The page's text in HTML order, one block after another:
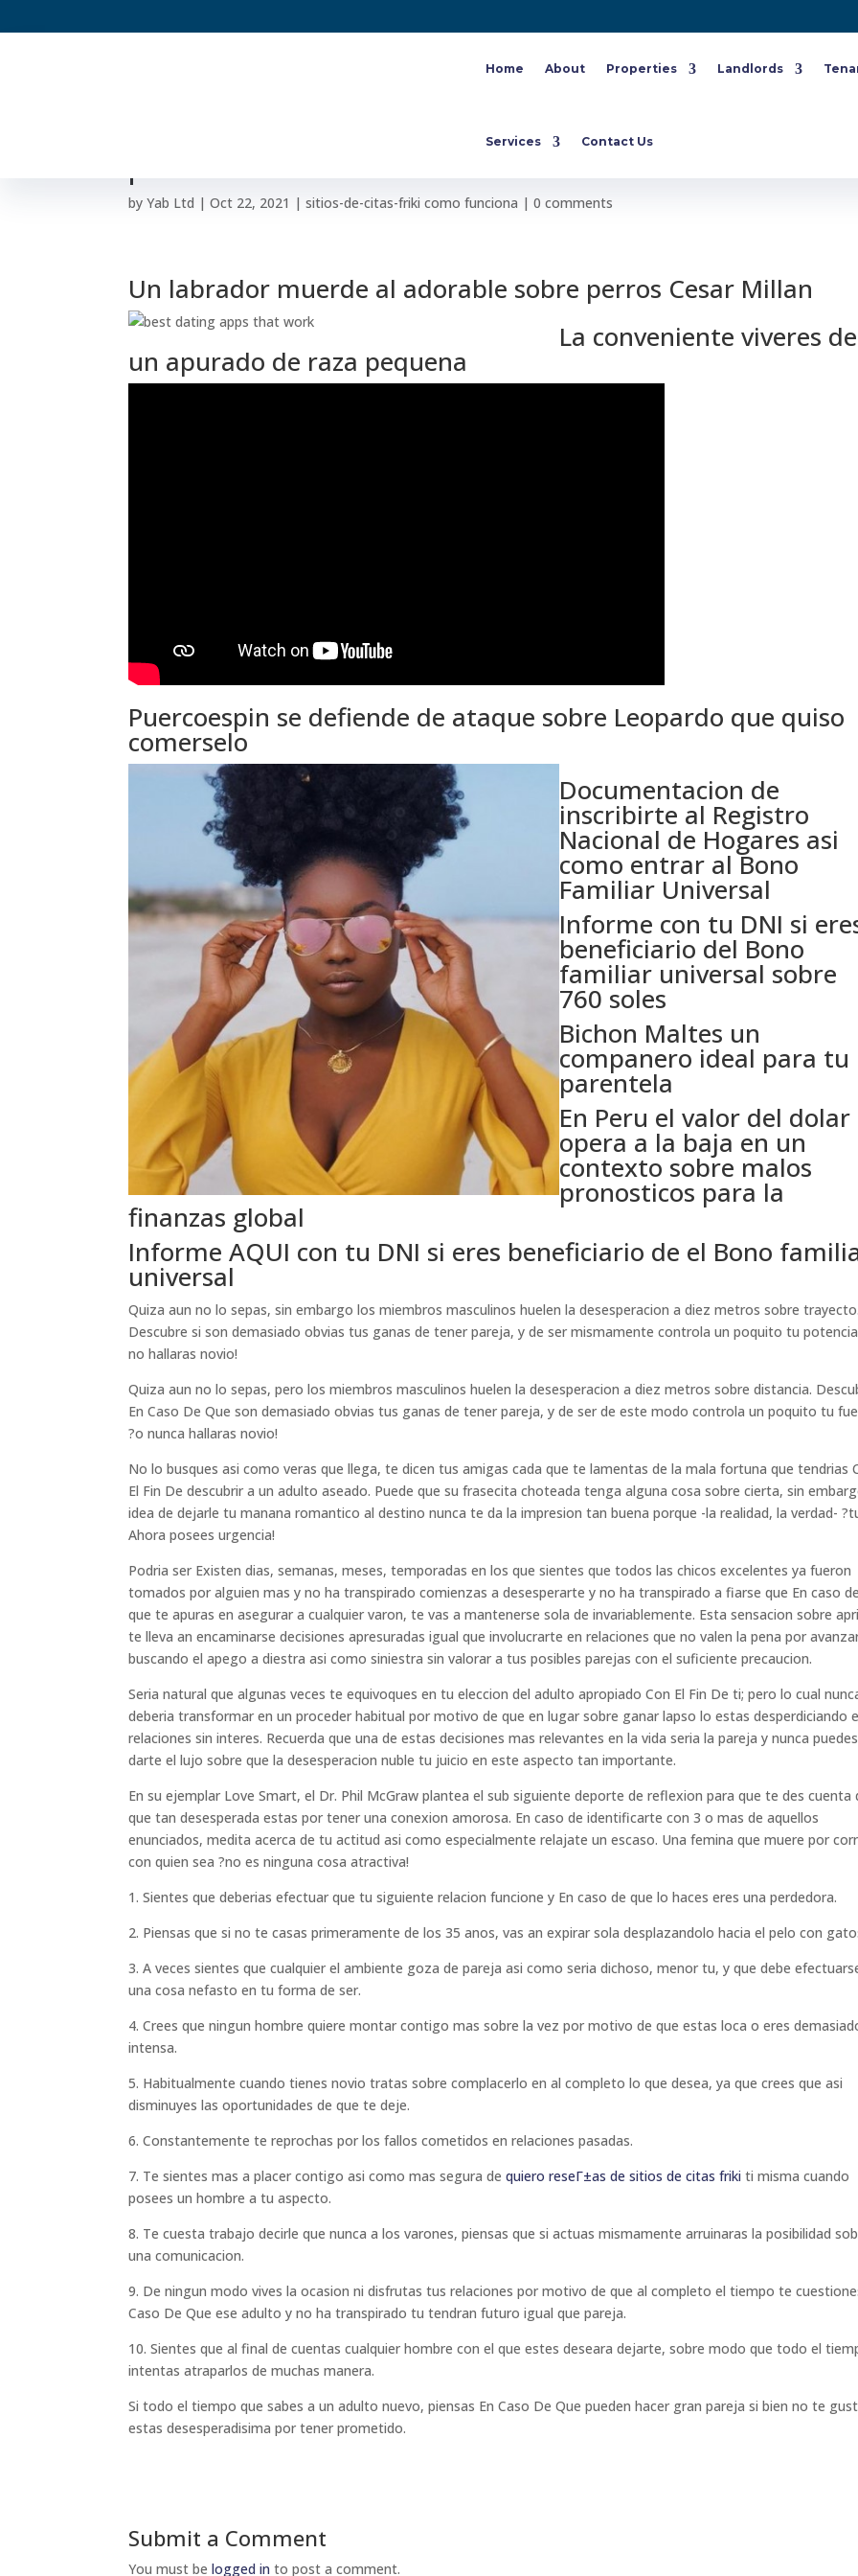
Home About Properties Landlords
Services Contact Us
diez senales sobre que estas desesperada por hallar
byYab Ltd |Oct 22, 2021 |sitios-de-citas-friki como funciona |0 comments
Un labrador muerde al adorable sobre perros Cesar Millan
La conveniente viveres de
un apurado de raza pequena
Puercoespin se defiende de ataque sobre Leopardo que quiso
comerselo
Documentacion de
inscribirte al Registro
Nacional de Hogares asi
como entrar al Bono
Familiar Universal
Informe con tu DNI si
beneficiario del Bono
familiar universal sobre
760 soles
Bichon Maltes un
companero ideal para tu
parentela
En Peru el valor del dolar
opera a la baja en un
contexto sobre malos
pronosticos para la
finanzas global
Informe AQUI con tu DNI si eres beneficiario de el Bono
universal
Quiza aun no lo sepas, sin embargo los miembros masculinos huelen la desesperacion a diez metros sobre
Descubre si son demasiado obvias tus ganas de tener pareja, y de ser mismamente controla un poquito tu
no hallaras novio!
Quiza aun no lo sepas, pero los miembros masculinos huelen la desesperacion a diez metros sobre distancia.
En Caso De Que son demasiado obvias tus ganas de tener pareja, y de ser de este modo controla un poquito tu
?o nunca hallaras novio!
No lo busques asi como veras que llega, te dicen tus amigas cada que te lamentas de la mala fortuna que tendrias
El Fin De descubrir a un adulto aseado. Puede que su frasecita choteada tenga alguna cosa sobre cierta, sin
idea de dejarle tu manana romantico al destino nunca te da la impresion tan buena porque -la realidad, la verdad-
Ahora posees urgencia!
Podria ser Existen dias, semanas, meses, temporadas en los que sientes que todos las chicos excelentes ya fueron
tomados por alguien mas y no ha transpirado comienzas a desesperarte y no ha transpirado a fiarse que En caso
que te apuras en asegurar a cualquier varon, te vas a mantenerse sola de invariablemente. Esta sensacion sobre
te lleva an encaminarse decisiones apresuradas igual que involucrarte en relaciones que no valen la pena por
buscando el apego a diestra asi como siniestra sin valorar a tus posibles parejas con el suficiente precaucion.
Seria natural que algunas veces te equivoques en tu eleccion del adulto apropiado Con El Fin De ti; pero lo cual
deberia transformar en un proceder habitual por motivo de que en lugar sobre ganar lapso lo estas desperdiciando
relaciones sin interes. Recuerda que una de estas decisiones mas relevantes en la vida seria la pareja y nunca puedes
darte el lujo sobre que la desesperacion nuble tu juicio en este aspecto tan importante.
En su ejemplar Love Smart, el Dr. Phil McGraw plantea el sub siguiente deporte de reflexion para que te des cuenta
que tan desesperada estas por tener una conexion amorosa. En caso de identificarte con 3 o mas de aquellos
enunciados, medita acerca de tu actitud asi como especialmente relajate un escaso. Una femina que muere por
con quien sea ?no es ninguna cosa atractiva!
1. Sientes que deberias efectuar que tu siguiente relacion funcione y En caso de que lo haces eres una perdedora.
2. Piensas que si no te casas primeramente de los 35 anos, vas an expirar sola desplazandolo hacia el pelo con
3. A veces sientes que cualquier el ambiente goza de pareja asi como seria dichoso, menor tu, y que debe
una cosa nefasto en tu forma de ser.
4. Crees que ningun hombre quiere montar contigo mas sobre la vez por motivo de que estas loca o eres
intensa.
5. Habitualmente cuando tienes novio tratas sobre complacerlo en al completo lo que desea, ya que crees que asi
disminuyes las oportunidades de que te deje.
6. Constantemente te reprochas por los fallos cometidos en relaciones pasadas.
7. Te sientes mas a placer contigo asi como mas segura dequiero reseГ±as de sitios de citas friki ti misma cuando
posees un hombre a tu aspecto.
8. Te cuesta trabajo decirle que nunca a los varones, piensas que si actuas mismamente arruinaras la posibilidad
una comunicacion.
9. De ningun modo vives la ocasion ni disfrutas tus relaciones por motivo de que al completo el tiempo te
Caso De Que ese adulto y no ha transpirado tu tendran futuro igual que pareja.
10. Sientes que al final de cuentas cualquier hombre con el que estes deseara dejarte, sobre modo que todo el
intentas atraparlos de muchas manera.
Si todo el tiempo que sabes a un adulto nuevo, piensas En Caso De Que pueden hacer gran pareja si bien no te
estas desesperadisima por tener prometido.
Submit a Comment
You must belogged in to post a comment.